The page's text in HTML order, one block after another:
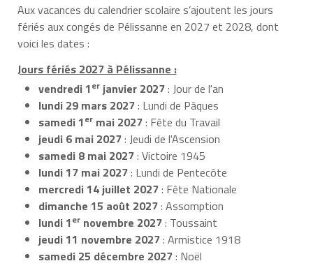
Aux vacances du calendrier scolaire s’ajoutent les jours
fériés aux congés de Pélissanne en 2027 et 2028, dont
voici les dates :
Jours fériés 2027 à Pélissanne :
vendredi 1er janvier 2027: Jour de l'an
lundi 29 mars 2027: Lundi de Pâques
samedi 1er mai 2027: Fête du Travail
jeudi 6 mai 2027: Jeudi de l'Ascension
samedi 8 mai 2027: Victoire 1945
lundi 17 mai 2027: Lundi de Pentecôte
mercredi 14 juillet 2027: Fête Nationale
dimanche 15 août 2027: Assomption
lundi 1er novembre 2027: Toussaint
jeudi 11 novembre 2027: Armistice 1918
samedi 25 décembre 2027: Noël